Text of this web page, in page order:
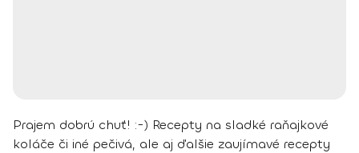
Prajem dobrú chuť! :-) Recepty na sladké raňajkové
koláče či iné pečivá, ale aj ďalšie zaujímavé recepty